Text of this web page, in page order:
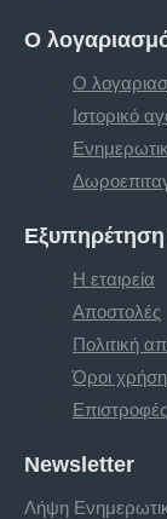
Ο
Ο
Ιστορικό
Η εταιρεία
Αποστολές
Πολιτική
Όροι
Επιστροφές
Newsletter
Λήψη